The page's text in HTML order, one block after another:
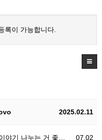
록이 가능합니다.
2025.02.11
07.02
야기 나누는 거 좋…